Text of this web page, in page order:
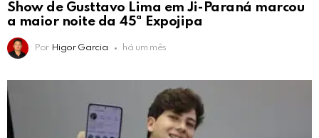
Show de Gusttavo Lima em Ji-Paraná marcou
a maior noite da 45ª Expojipa
Por Higor Garcia há um mês